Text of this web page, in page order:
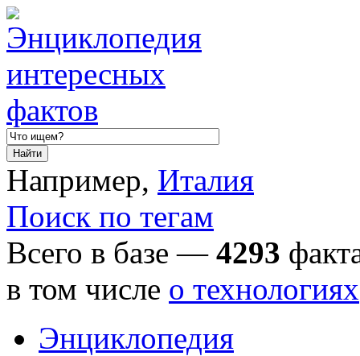
Например, Италия
Поиск по тегам
Всего в базе — 4293
в том числе о технологиях
Энциклопедия